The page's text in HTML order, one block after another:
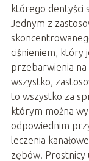
którego dentyści
Jednym z
ciśnieniem, który
przebarwienia na
wszystko,
to wszystko za
którym można
odpowiednim
leczenia
zębów. Prostnicy